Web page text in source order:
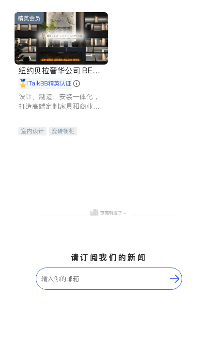
精英会员
纽约贝拉奢华公司 BELL
A LUXE
iTalkBB精英认证
设计、制造、安装一体化，
打造高端定制家具和商业空
室内设计
瓷砖橱柜
请订阅我们的新闻